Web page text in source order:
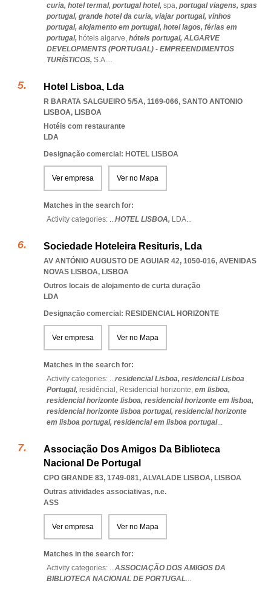
curia, hotel termal, portugal hotel, spa, portugal viagens, spas
portugal, grande hotel da curia, viajar portugal, vinhos
portugal, alojamento em portugal, hotel lagos, férias em
portugal, hóteis algarve, hóteis portugal, ALGARVE
DEVELOPMENTS (PORTUGAL) - EMPREENDIMENTOS
TURÍSTICOS, S.A....
Hotel Lisboa, Lda
R BARATA SALGUEIRO 5/5A, 1169-066, SANTO ANTONIO
LISBOA, LISBOA
Hotéis com restaurante
LDA
Designação comercial: HOTEL LISBOA
Ver empresa Ver no Mapa
Matches in the search for:
Activity categories: ...HOTEL LISBOA, LDA...
Sociedade Hoteleira Resituris, Lda
AV ANTÓNIO AUGUSTO DE AGUIAR 42, 1050-016, AVENIDAS
NOVAS LISBOA, LISBOA
Outros locais de alojamento de curta duração
LDA
Designação comercial: RESIDENCIAL HORIZONTE
Ver empresa Ver no Mapa
Matches in the search for:
Activity categories: ...residencial Lisboa, residencial Lisboa
Portugal, residêncial, Residencial horizonte, em lisboa,
residencial horizonte lisboa, residencial horizonte em lisboa,
residencial horizonte lisboa portugal, residencial horizonte
em lisboa portugal, residencial em lisboa portugal...
Associação Dos Amigos Da Biblioteca
Nacional De Portugal
CPO GRANDE 83, 1749-081, ALVALADE LISBOA, LISBOA
Outras atividades associativas, n.e.
ASS
Ver empresa Ver no Mapa
Matches in the search for:
Activity categories: ...ASSOCIAÇÃO DOS AMIGOS DA
BIBLIOTECA NACIONAL DE PORTUGAL...